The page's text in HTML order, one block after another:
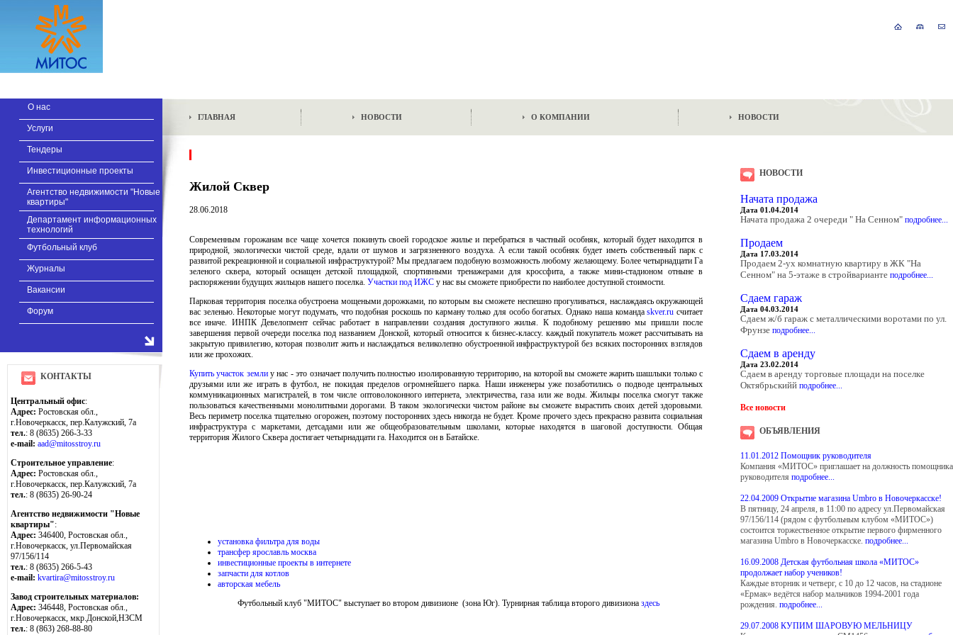
О нас
Услуги
Тендеры
Инвестиционные проекты
Агентство недвижимости "Новые
квартиры"
Департамент информационных
технологий
Футбольный клуб
Журналы
Вакансии
Форум
КОНТАКТЫ
Центральный офис:
Адрес: Ростовская обл.,
г.Новочеркасск, пер.Калужский, 7а
тел.: 8 (8635) 266-3-33
e-mail: aad@mitosstroy.ru
Строительное управление:
Адрес: Ростовская обл.,
г.Новочеркасск, пер.Калужский, 7а
тел.: 8 (8635) 26-90-24
Агентство недвижимости "Новые
квартиры":
Адрес: 346400, Ростовская обл.,
г.Новочеркасск, ул.Первомайская
97/156/114
тел.: 8 (8635) 266-5-43
e-mail: kvartira@mitosstroy.ru
Завод строительных материалов:
Адрес: 346448, Ростовская обл.,
г.Новочеркасск, мкр.Донской,НЗСМ
тел.: 8 (863) 268-88-80
ГЛАВНАЯ НОВОСТИ О КОМПАНИИ НОВОСТИ
Жилой Сквер
28.06.2018
Современным горожанам все чаще хочется покинуть своей городское жилье и перебраться в частный особняк, который будет находится в
природной, экологически чистой среде, вдали от шумов и загрязненного воздуха. А если такой особняк будет иметь собственный парк с
развитой рекреационной и социальной инфраструктурой? Мы предлагаем подобную возможность любому желающему. Более четырнадцати Га
зеленого сквера, который оснащен детской площадкой, спортивными тренажерами для кроссфита, а также мини-стадионом отныне в
распоряжении будущих жильцов нашего поселка. Участки под ИЖС у нас вы сможете приобрести по наиболее доступной стоимости.
Парковая территория поселка обустроена мощеными дорожками, по которым вы сможете неспешно прогуливаться, наслаждаясь окружающей
вас зеленью. Некоторые могут подумать, что подобная роскошь по карману только для особо богатых. Однако наша командаskver.ru считает
все иначе. ИНПК Девелопмент сейчас работает в направлении создания доступного жилья. К подобному решению мы пришли после
завершения первой очереди поселка под названием Донской, который относится к бизнес-классу. каждый покупатель может рассчитывать на
закрытую привилегию, которая позволит жить и наслаждаться великолепно обустроенной инфраструктурой без всяких посторонних взглядов
или же прохожих.
Купить участок землиу нас - это означает получить полностью изолированную территорию, на которой вы сможете жарить шашлыки только с
друзьями или же играть в футбол, не покидая пределов огромнейшего парка. Наши инженеры уже позаботились о подводе центральных
коммуникационных магистралей, в том числе оптоволоконного интернета, электричества, газа или же воды. Жильцы поселка смогут также
пользоваться качественными монолитными дорогами. В таком экологически чистом районе вы сможете вырастить своих детей здоровыми.
Весь периметр поселка тщательно огорожен, поэтому посторонних здесь никогда не будет. Кроме прочего здесь прекрасно развита социальная
инфраструктура с маркетами, детсадами или же общеобразовательным школами, которые находятся в шаговой доступности. Общая
территория Жилого Сквера достигает четырнадцати га. Находится он в Батайске.
установка фильтра для воды
трансфер ярославль москва
инвестиционные проекты в интернете
запчасти для котлов
авторская мебель
Футбольный клуб "МИТОС" выступает во втором дивизионе (зона Юг). Турнирная таблица второго дивизиона здесь
НОВОСТИ
Начата продажа
Дата 01.04.2014
Начата продажа 2 очереди " На Сенном" подробнее...
Продаем
Дата 17.03.2014
Продаем 2-ух комнатную квартиру в ЖК "На
Сенном" на 5-этаже в стройварианте подробнее...
Сдаем гараж
Дата 04.03.2014
Сдаем ж/б гараж с металлическими воротами по ул.
Фрунзе подробнее...
Сдаем в аренду
Дата 23.02.2014
Сдаем в аренду торговые площади на поселке
Октябрьскийй подробнее...
Все новости
ОБЪЯВЛЕНИЯ
11.01.2012 Помощник руководителя
Компания «МИТОС» приглашает на должность помощника
руководителя подробнее...
22.04.2009 Открытие магазина Umbro в Новочеркасске!
В пятницу, 24 апреля, в 11:00 по адресу ул.Первомайская
97/156/114 (рядом с футбольным клубом «МИТОС»)
состоится торжественное открытие первого фирменного
магазина Umbro в Новочеркасске. подробнее...
16.09.2008 Детская футбольная школа «МИТОС»
продолжает набор учеников!
Каждые вторник и четверг, с 10 до 12 часов, на стадионе
«Ермак» ведётся набор мальчиков 1994-2001 года
рождения. подробнее...
29.07.2008 КУПИМ ШАРОВУЮ МЕЛЬНИЦУ